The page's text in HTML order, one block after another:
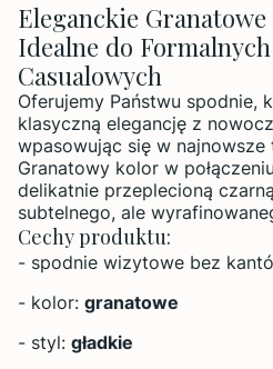
Eleganckie
Idealne do
Casualowych
Oferujemy Państwu spodnie,
klasyczną elegancję z
wpasowując się w
Granatowy kolor w
delikatnie przeplecioną
subtelnego, ale
Cechy produktu:
- spodnie wizytowe bez
- kolor: granatowe
- styl: gładkie